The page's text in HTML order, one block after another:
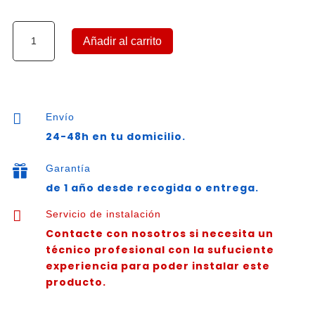
Placa
electrónica
VAILLANT
0020034604
cantidad
Añadir al carrito
 Envío
24-48h en tu domicilio.
 Garantía
de 1 año desde recogida o entrega.
 Servicio de instalación
Contacte con nosotros si necesita un
técnico profesional con la sufuciente
experiencia para poder instalar este
producto.